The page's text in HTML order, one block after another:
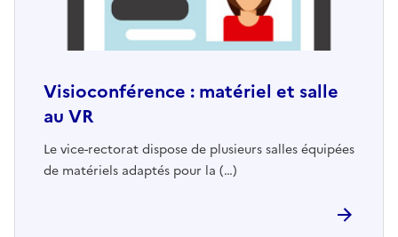
Visioconférence : matériel et salle
au VR
Le vice-rectorat dispose de plusieurs salles équipées
de matériels adaptés pour la (…)